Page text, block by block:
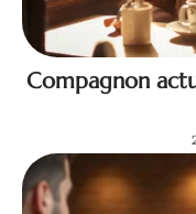
Compagnon